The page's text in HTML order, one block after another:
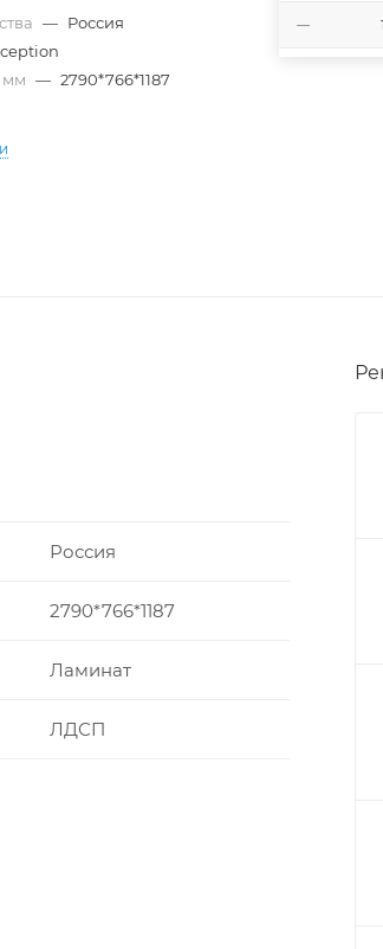
— Россия
мм — 2790*766*1187
Россия
2790*766*1187
Ламинат
ЛДСП